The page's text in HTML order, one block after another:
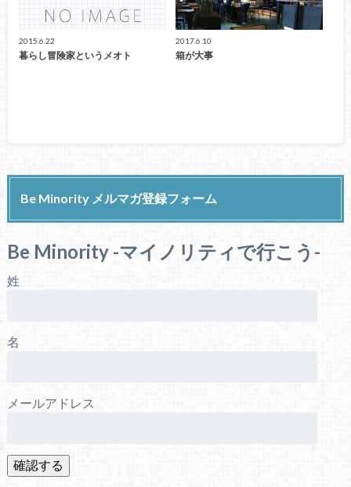
2015.6.22
暮らし冒険家というメオト
2017.6.10
箱が大事
Be Minority メルマガ登録フォーム
Be Minority -マイノリティで行こう-
姓
名
メールアドレス